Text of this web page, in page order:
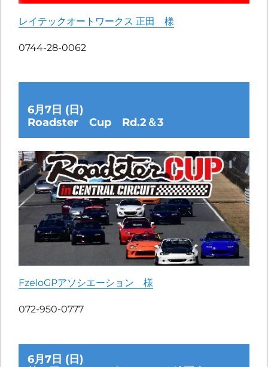
レイテックオートワークス 正田 様
0744-28-0062
6月7日 (日)
Roadster Cup Rd.2＆3
FzeloGPアソシエーション 様
072-950-0777
6月7日 (日)